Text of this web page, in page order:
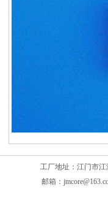
工厂地址：江门市江
邮箱：